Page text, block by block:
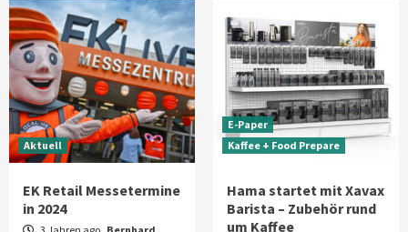
Aktuell
EK Retail Messetermine
in 2024
E-Paper
Kaffee + Food Prepare
Hama startet mit Xavax
Barista – Zubehör rund
um Kaffee